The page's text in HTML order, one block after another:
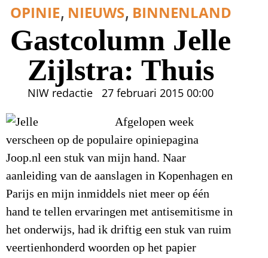
OPINIE, NIEUWS, BINNENLAND
Gastcolumn Jelle
Zijlstra: Thuis
NIW redactie 27 februari 2015 00:00
Afgelopen week
verscheen op de populaire opiniepagina
Joop.nl een stuk van mijn hand. Naar
aanleiding van de aanslagen in Kopenhagen en
Parijs en mijn inmiddels niet meer op één
hand te tellen ervaringen met antisemitisme in
het onderwijs, had ik driftig een stuk van ruim
veertienhonderd woorden op het papier